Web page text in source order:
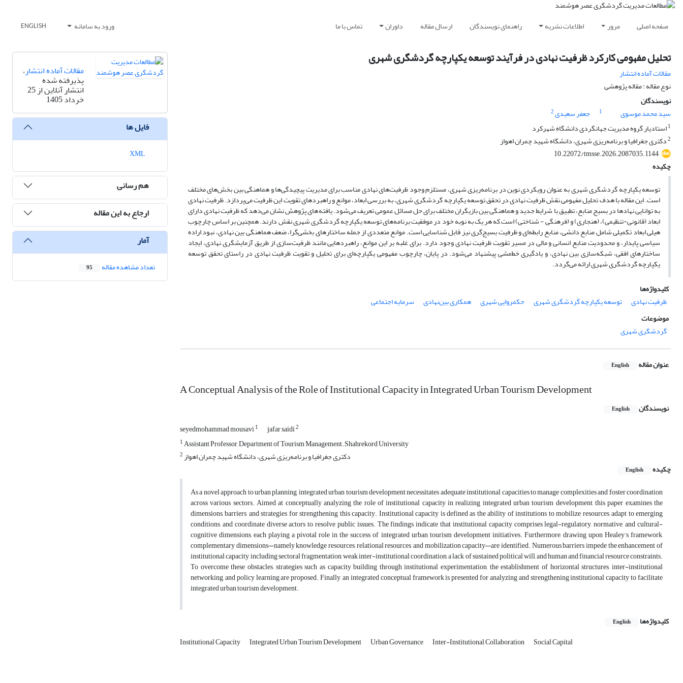
صفحه اصلی مرور اطلاعات نشریه راهنمای نویسندگان ارسال مقاله داوران تماس با ما ورود به سامانه ENGLISH
تحلیل مفهومی کارکرد ظرفیت نهادی در فرآیند توسعه یکپارچه گردشگری شهری
مقالات آماده انتشار
نوع مقاله : مقاله پژوهشی
نویسندگان
سید محمد موسوی
1 جعفر سعیدی2
1استادیار گروه مدیریت جهانگردی دانشگاه شهرکرد
2دکتری جغرافیا و برنامه‌ریزی شهری، دانشگاه شهید چمران اهواز
10.22072/tmsse.2026.2087035.1144
چکیده
توسعه یکپارچه گردشگری شهری به عنوان رویکردی نوین در برنامه‌ریزی شهری، مستلزم وجود ظرفیت‌های نهادی مناسب برای مدیریت پیچیدگی‌ها و هماهنگی بین بخش‌های مختلف
است. این مقاله با هدف تحلیل مفهومی نقش ظرفیت نهادی در تحقق توسعه یکپارچه گردشگری شهری، به بررسی ابعاد، موانع و راهبردهای تقویت این ظرفیت می‌پردازد. ظرفیت نهادی
به توانایی نهادها در بسیج منابع، تطبیق با شرایط جدید و هماهنگی بین بازیگران مختلف برای حل مسائل عمومی تعریف می‌شود. یافته‌های پژوهش نشان می‌دهد که ظرفیت نهادی دارای
ابعاد (قانونی-تنظیمی)، (هنجاری) و (فرهنگی - شناختی) است که هر یک به نوبه خود در موفقیت برنامه‌های توسعه یکپارچه گردشگری شهری نقش دارند. همچنین بر اساس چارچوب
هیلی ابعاد تکمیلی شامل منابع دانشی، منابع رابطه‌ای و ظرفیت بسیج‌گری نیز قابل شناسایی است. موانع متعددی از جمله ساختارهای بخشی‌گرا، ضعف هماهنگی بین نهادی، نبود اراده
سیاسی پایدار، و محدودیت منابع انسانی و مالی در مسیر تقویت ظرفیت نهادی وجود دارد. برای غلبه بر این موانع، راهبردهایی مانند ظرفیت‌سازی از طریق آزمایشگری نهادی، ایجاد
ساختارهای افقی، شبکه‌سازی بین نهادی، و یادگیری خط‌مشی پیشنهاد می‌شود. در پایان، چارچوب مفهومی یکپارچه‌ای برای تحلیل و تقویت ظرفیت نهادی در راستای تحقق توسعه
یکپارچه گردشگری شهری ارائه می‌گردد.
کلیدواژه‌ها
ظرفیت نهادی
توسعه یکپارچه گردشگری شهری حکمروایی شهری همکاری بین‌نهادی
سرمایه اجتماعی
موضوعات
گردشگری شهری
عنوان مقاله English
A Conceptual Analysis of the Role of Institutional Capacity in Integrated Urban Tourism Development
نویسندگان English
seyedmohammad mousavi1 jafar saidi2
1Assistant Professor, Department of Tourism Management.,Shahrekord University
2دکتری جغرافیا و برنامه‌ریزی شهری، دانشگاه شهید چمران اهواز
چکیده
English
As a novel approach to urban planning, integrated urban tourism development necessitates adequate institutional capacities to manage complexities and foster coordination
across various sectors. Aimed at conceptually analyzing the role of institutional capacity in realizing integrated urban tourism development, this paper examines the
dimensions, barriers, and strategies for strengthening this capacity. Institutional capacity is defined as the ability of institutions to mobilize resources, adapt to emerging
conditions, and coordinate diverse actors to resolve public issues. The findings indicate that institutional capacity comprises legal-regulatory, normative, and cultural-
cognitive dimensions, each playing a pivotal role in the success of integrated urban tourism development initiatives. Furthermore, drawing upon Healey’s framework,
complementary dimensions—namely knowledge resources, relational resources, and mobilization capacity—are identified. Numerous barriers impede the enhancement of
institutional capacity, including sectoral fragmentation, weak inter-institutional coordination, a lack of sustained political will, and human and financial resource constraints.
To overcome these obstacles, strategies such as capacity building through institutional experimentation, the establishment of horizontal structures, inter-institutional
networking, and policy learning are proposed. Finally, an integrated conceptual framework is presented for analyzing and strengthening institutional capacity to facilitate
integrated urban tourism development.
کلیدواژه‌ها English
Institutional Capacity Integrated Urban Tourism Development Urban Governance Inter-Institutional Collaboration Social Capital
مقالات آماده انتشار،
پذیرفته شده
انتشار آنلاین از 25
خرداد 1405
فایل ها
هم رسانی
ارجاع به این مقاله
آمار
تعداد مشاهده مقاله 95